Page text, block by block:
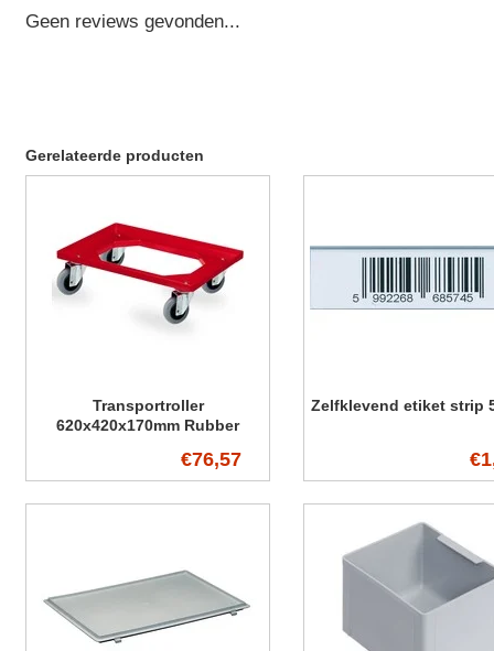
Geen reviews gevonden...
Gerelateerde producten
Transportroller
620x420x170mm Rubber
€76,57
Zelfklevend etiket strip